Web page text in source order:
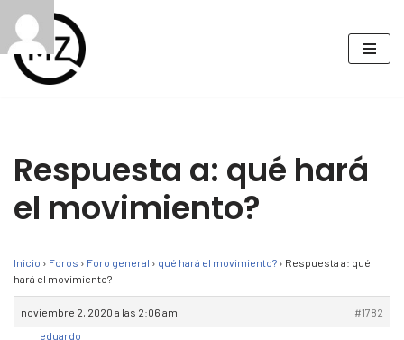
Saltar
al
Respuesta a: qué hará
el movimiento?
Inicio › Foros › Foro general › qué hará el movimiento? › Respuesta a: qué
hará el movimiento?
noviembre 2, 2020 a las 2:06 am
#1782
eduardo